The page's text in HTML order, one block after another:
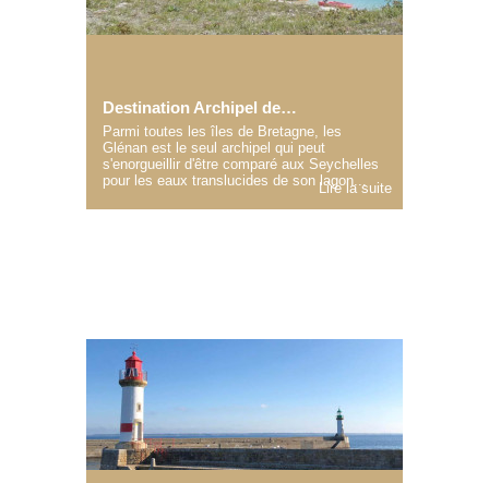
Destination Archipel des Glénan
Parmi toutes les îles de Bretagne, les
Glénan est le seul archipel qui peut
s'enorgueillir d'être comparé aux Seychelles
pour les eaux translucides de son lagon...
Lire la suite